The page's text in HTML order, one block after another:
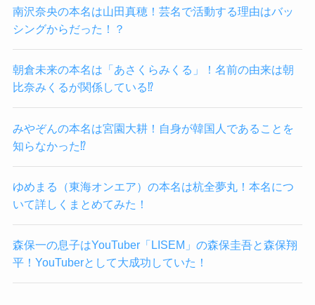
南沢奈央の本名は山田真穂！芸名で活動する理由はバッ
シングからだった！？
朝倉未来の本名は「あさくらみくる」！名前の由来は朝
比奈みくるが関係している⁉
みやぞんの本名は宮園大耕！自身が韓国人であることを
知らなかった⁉
ゆめまる（東海オンエア）の本名は杭全夢丸！本名につ
いて詳しくまとめてみた！
森保一の息子はYouTuber「LISEM」の森保圭吾と森保翔
平！YouTuberとして大成功していた！